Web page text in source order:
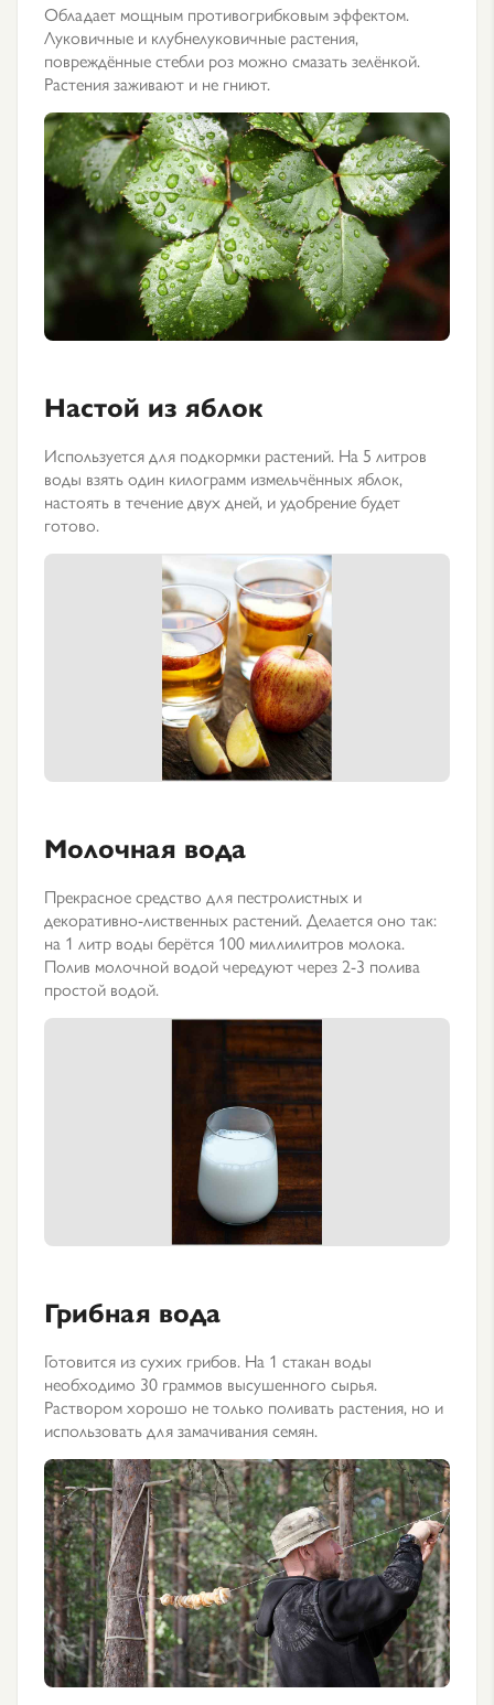
Обладает мощным противогрибковым эффектом.
Луковичные и клубнелуковичные растения,
повреждённые стебли роз можно смазать зелёнкой.
Растения заживают и не гниют.
Настой из яблок
Используется для подкормки растений. На 5 литров
воды взять один килограмм измельчённых яблок,
настоять в течение двух дней, и удобрение будет
готово.
Молочная вода
Прекрасное средство для пестролистных и
декоративно-лиственных растений. Делается оно так:
на 1 литр воды берётся 100 миллилитров молока.
Полив молочной водой чередуют через 2-3 полива
простой водой.
Грибная вода
Готовится из сухих грибов. На 1 стакан воды
необходимо 30 граммов высушенного сырья.
Раствором хорошо не только поливать растения, но и
использовать для замачивания семян.